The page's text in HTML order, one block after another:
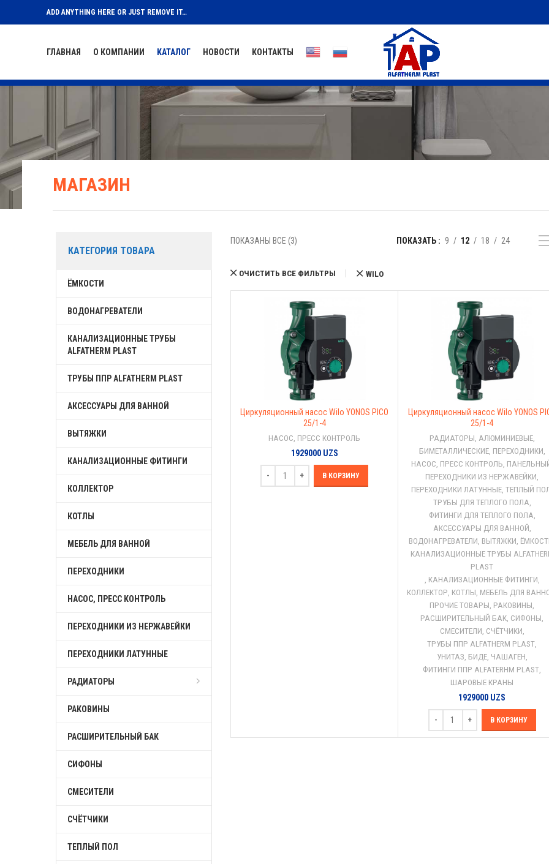
ADD ANYTHING HERE OR JUST REMOVE IT…
ГЛАВНАЯ О КОМПАНИИ КАТАЛОГ НОВОСТИ КОНТАКТЫ
МАГАЗИН
КАТЕГОРИЯ ТОВАРА
ЁМКОСТИ
ВОДОНАГРЕВАТЕЛИ
КАНАЛИЗАЦИОННЫЕ ТРУБЫ
ALFATHERM PLAST
ТРУБЫ ППР ALFATHERM PLAST
АКСЕССУАРЫ ДЛЯ ВАННОЙ
ВЫТЯЖКИ
КАНАЛИЗАЦИОННЫЕ ФИТИНГИ
КОЛЛЕКТОР
КОТЛЫ
МЕБЕЛЬ ДЛЯ ВАННОЙ
ПЕРЕХОДНИКИ
НАСОС, ПРЕСС КОНТРОЛЬ
ПЕРЕХОДНИКИ ИЗ НЕРЖАВЕЙКИ
ПЕРЕХОДНИКИ ЛАТУННЫЕ
РАДИАТОРЫ
РАКОВИНЫ
РАСШИРИТЕЛЬНЫЙ БАК
СИФОНЫ
СМЕСИТЕЛИ
СЧЁТЧИКИ
ТЕПЛЫЙ ПОЛ
ПОКАЗАНЫ ВСЕ (3) ПОКАЗАТЬ 9 12 18 24
ОЧИСТИТЬ ВСЕ ФИЛЬТРЫ WILO
Циркуляционный насос Wilo YONOS PICO
25/1-4
НАСОС, ПРЕСС КОНТРОЛЬ
1929000 UZS
В КОРЗИНУ
Циркуляционный насос Wilo YONOS
25/1-4
РАДИАТОРЫ АЛЮМИНИЕВЫЕ,
БИМЕТАЛЛИЧЕСКИЕ, ПЕРЕХОДНИКИ
НАСОС, ПРЕСС КОНТРОЛЬ
ПЕРЕХОДНИКИ ИЗ НЕРЖАВЕЙКИ
ПЕРЕХОДНИКИ ЛАТУННЫЕ ,ТЕПЛЫЙ
ТРУБЫ ДЛЯ ТЕПЛОГО ПОЛА
ФИТИНГИ ДЛЯ ТЕПЛОГО ПОЛА
АКСЕССУАРЫ ДЛЯ ВАННОЙ
ВОДОНАГРЕВАТЕЛИ ВЫТЯЖКИ
КАНАЛИЗАЦИОННЫЕ ТРУБЫ
PLAST
КАНАЛИЗАЦИОННЫЕ ФИТИНГИ
КОЛЛЕКТОР КОТЛЫ МЕБЕЛЬ ДЛЯ
ПРОЧИЕ ТОВАРЫ РАКОВИНЫ
РАСШИРИТЕЛЬНЫЙ БАК СИФОНЫ
СМЕСИТЕЛИ СЧЁТЧИКИ
ТРУБЫ ППР ALFATHERM PLAST
УНИТАЗ, БИДЕ, ЧАШАГЕН
ФИТИНГИ ППР ALFATERHM PLAST
ШАРОВЫЕ КРАНЫ
1929000 UZS
В КОРЗИНУ